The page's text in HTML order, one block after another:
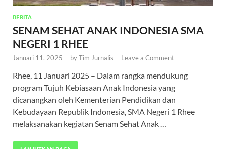
BERITA
SENAM SEHAT ANAK INDONESIA SMA
NEGERI 1 RHEE
Januari 11, 2025 - byTim Jurnalis - Leave a Comment
Rhee, 11 Januari 2025 – Dalam rangka mendukung
program Tujuh Kebiasaan Anak Indonesia yang
dicanangkan oleh Kementerian Pendidikan dan
Kebudayaan Republik Indonesia, SMA Negeri 1 Rhee
melaksanakan kegiatan Senam Sehat Anak …